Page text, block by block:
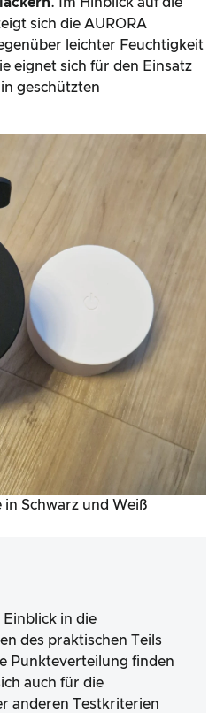
sich die AURORA
leichter Feuchtigkeit
eignet sich für den Einsatz
geschützten
in Schwarz und Weiß
in die
des praktischen Teils
Punkteverteilung finden
auch für die
anderen Testkriterien